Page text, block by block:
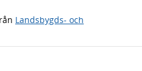
Landsbygds- och